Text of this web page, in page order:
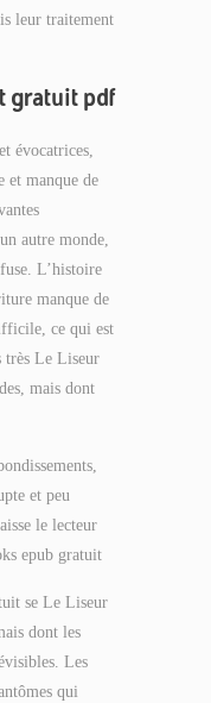
leur traitement
gratuit pdf
évocatrices,
et manque de
autre monde,
L’histoire
manque de
ce qui est
très Le Liseur
mais dont
et peu
le lecteur
epub gratuit
se Le Liseur
dont les
Les
qui